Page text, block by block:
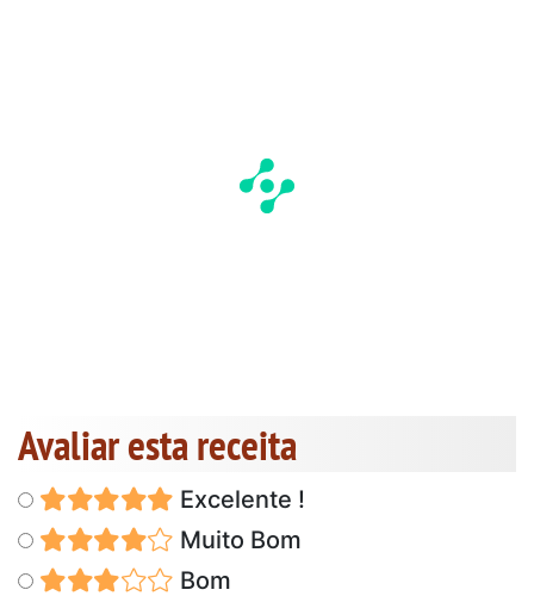
Avaliar esta receita
Excelente !
Muito Bom
Bom